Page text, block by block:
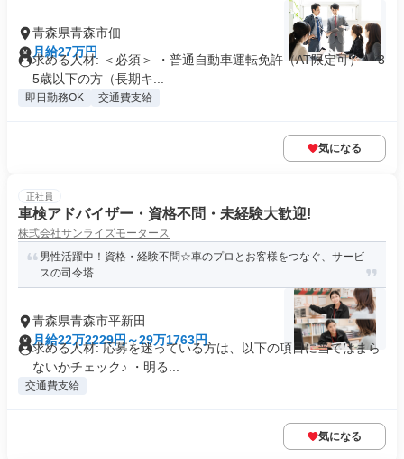
青森県青森市佃
月給27万円
求める人材: ＜必須＞ ・普通自動車運転免許（AT限定可） ・3
5歳以下の方（長期キ...
即日勤務OK 交通費支給
気になる
正社員
車検アドバイザー・資格不問・未経験大歓迎!
株式会社サンライズモータース
男性活躍中！資格・経験不問☆車のプロとお客様をつなぐ、サービ
スの司令塔
青森県青森市平新田
月給22万2229円～29万1763円
求める人材: 応募を迷っている方は、以下の項目に当てはまら
ないかチェック♪ ・明る...
交通費支給
気になる